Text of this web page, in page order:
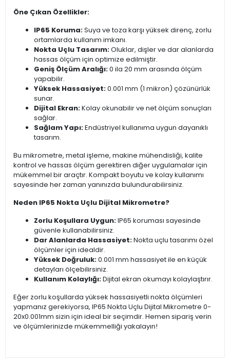
Öne Çıkan Özellikler:
IP65 Koruma:Suya ve toza karşı yüksek direnç, zorlu
ortamlarda kullanım imkanı.
Nokta Uçlu Tasarım:Oluklar, dişler ve dar alanlarda
hassas ölçüm için optimize edilmiştir.
Geniş Ölçüm Aralığı:0 ila 20 mm arasında ölçüm
yapabilir.
Yüksek Hassasiyet:0.001 mm (1 mikron) çözünürlük
sunar.
Dijital Ekran:Kolay okunabilir ve net ölçüm sonuçları
sağlar.
Sağlam Yapı:Endüstriyel kullanıma uygun dayanıklı
tasarım.
Bu mikrometre, metal işleme, makine mühendisliği, kalite
kontrol ve hassas ölçüm gerektiren diğer uygulamalar için
mükemmel bir araçtır. Kompakt boyutu ve kolay kullanımı
sayesinde her zaman yanınızda bulundurabilirsiniz.
Neden IP65 Nokta Uçlu Dijital Mikrometre?
Zorlu Koşullara Uygun:IP65 koruması sayesinde
güvenle kullanabilirsiniz.
Dar Alanlarda Hassasiyet:Nokta uçlu tasarımı özel
ölçümler için idealdir.
Yüksek Doğruluk:0.001 mm hassasiyet ile en küçük
detayları ölçebilirsiniz.
Kullanım Kolaylığı:Dijital ekran okumayı kolaylaştırır.
Eğer zorlu koşullarda yüksek hassasiyetli nokta ölçümleri
yapmanız gerekiyorsa, IP65 Nokta Uçlu Dijital Mikrometre 0-
20x0.001mm sizin için ideal bir seçimdir. Hemen sipariş verin
ve ölçümlerinizde mükemmelliği yakalayın!